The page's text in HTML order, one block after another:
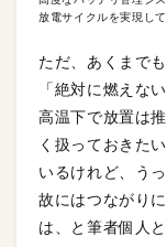
放電サイクルを実現し
ただ、あくまで
「絶対に燃えな
高温下で放置は
く扱っておきた
いるけれど、う
故にはつながり
は、と筆者個人